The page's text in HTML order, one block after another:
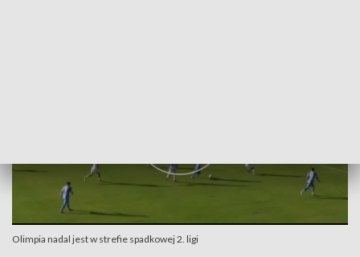
Olimpia nadal jest w strefie spadkowej 2. ligi